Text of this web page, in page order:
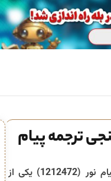
ترجمه پیام
نور (1212472) یکی از